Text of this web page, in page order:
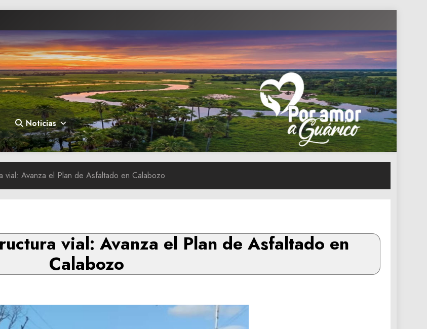
Noticias
vial: Avanza el Plan de Asfaltado en Calabozo
vial: Avanza el Plan de Asfaltado en
Calabozo